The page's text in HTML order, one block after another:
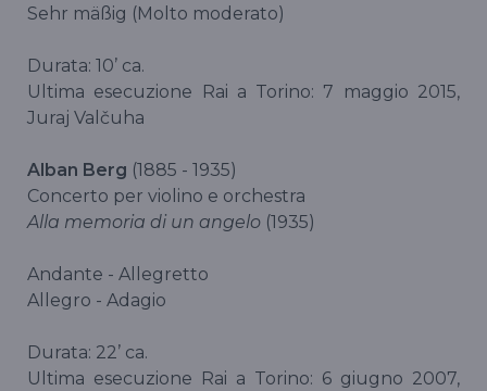
Sehr mäßig (Molto moderato)
Durata: 10’ ca.
Ultima esecuzione Rai a Torino: 7 maggio 2015,
Juraj Valčuha
Alban Berg (1885 - 1935)
Concerto per violino e orchestra
Alla memoria di un angelo (1935)
Andante - Allegretto
Allegro - Adagio
Durata: 22’ ca.
Ultima esecuzione Rai a Torino: 6 giugno 2007,